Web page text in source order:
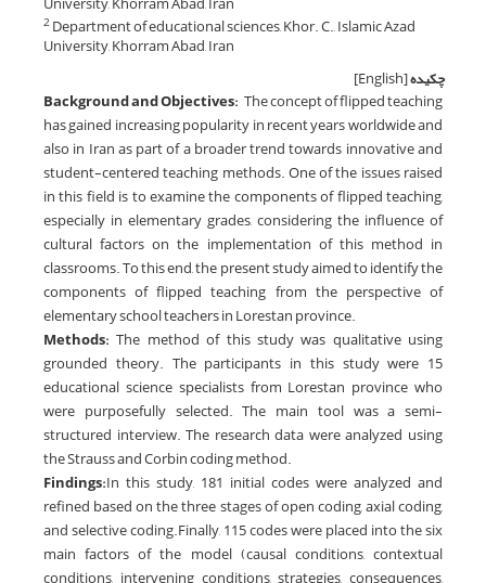
2Department of educational sciences, Khor. C., Islamic Azad
University, Khorram Abad, Iran
چکیده[English]
Background and Objectives: The concept of flipped teaching
has gained increasing popularity in recent years worldwide and
also in Iran as part of a broader trend towards innovative and
student-centered teaching methods. One of the issues raised
in this field is to examine the components of flipped teaching,
especially in elementary grades, considering the influence of
cultural factors on the implementation of this method in
classrooms. To this end, the present study aimed to identify the
components of flipped teaching from the perspective of
elementary school teachers in Lorestan province.
Methods: The method of this study was qualitative using
grounded theory. The participants in this study were 15
educational science specialists from Lorestan province who
were purposefully selected. The main tool was a semi-
structured interview. The research data were analyzed using
the Strauss and Corbin coding method.
Findings:In this study, 181 initial codes were analyzed and
refined based on the three stages of open coding, axial coding,
and selective coding.Finally, 115 codes were placed into the six
main factors of the model (causal conditions, contextual